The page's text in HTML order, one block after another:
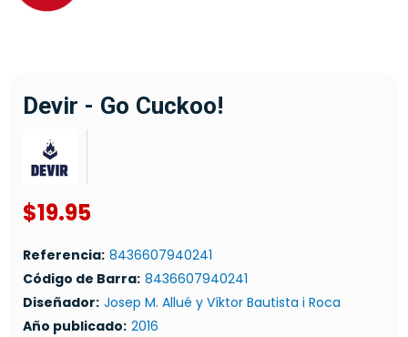
Devir - Go Cuckoo!
$19.95
Referencia: 8436607940241
Código de Barra: 8436607940241
Diseñador: Josep M. Allué y Víktor Bautista i Roca
Año publicado: 2016